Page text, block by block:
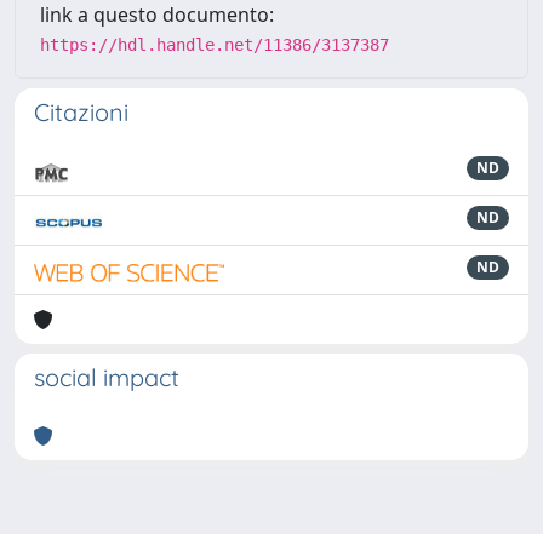
link a questo documento:
https://hdl.handle.net/11386/3137387
Citazioni
ND
ND
ND
social impact